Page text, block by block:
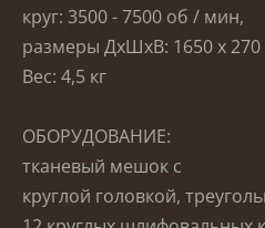
круг: 3500 - 7500 об / мин,
размеры ДхШхВ: 1650 x
Вес: 4,5 кг
ОБОРУДОВАНИЕ:
тканевый мешок с
круглой головкой,